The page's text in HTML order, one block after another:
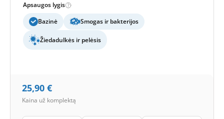
Apsaugos lygis
Bazinė
Smogas ir bakterijos
Žiedadulkės ir pelėsis
25,90 €
Kaina už komplektą